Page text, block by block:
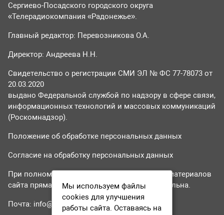
Сергиево-Посадского городского округа
«Телерадиокомпания «Радонежье».
Главный редактор: Перевозникова О.А.
Директор: Андреева Н.Н.
Свидетельство о регистрации СМИ ЭЛ № ФС 77-78073 от
20.03.2020
выдано Федеральной службой по надзору в сфере связи,
информационных технологий и массовых коммуникаций
(Роскомнадзор).
Положение об обработке персональных данных
Согласие на обработку персональных данных
При полном или частичном использовании материалов
сайта прямая гиперссылка на tvr24.tv обязательна.
Почта: info@tvr24.tv
Мы используем файлы
cookies для улучшения
работы сайта. Оставаясь на